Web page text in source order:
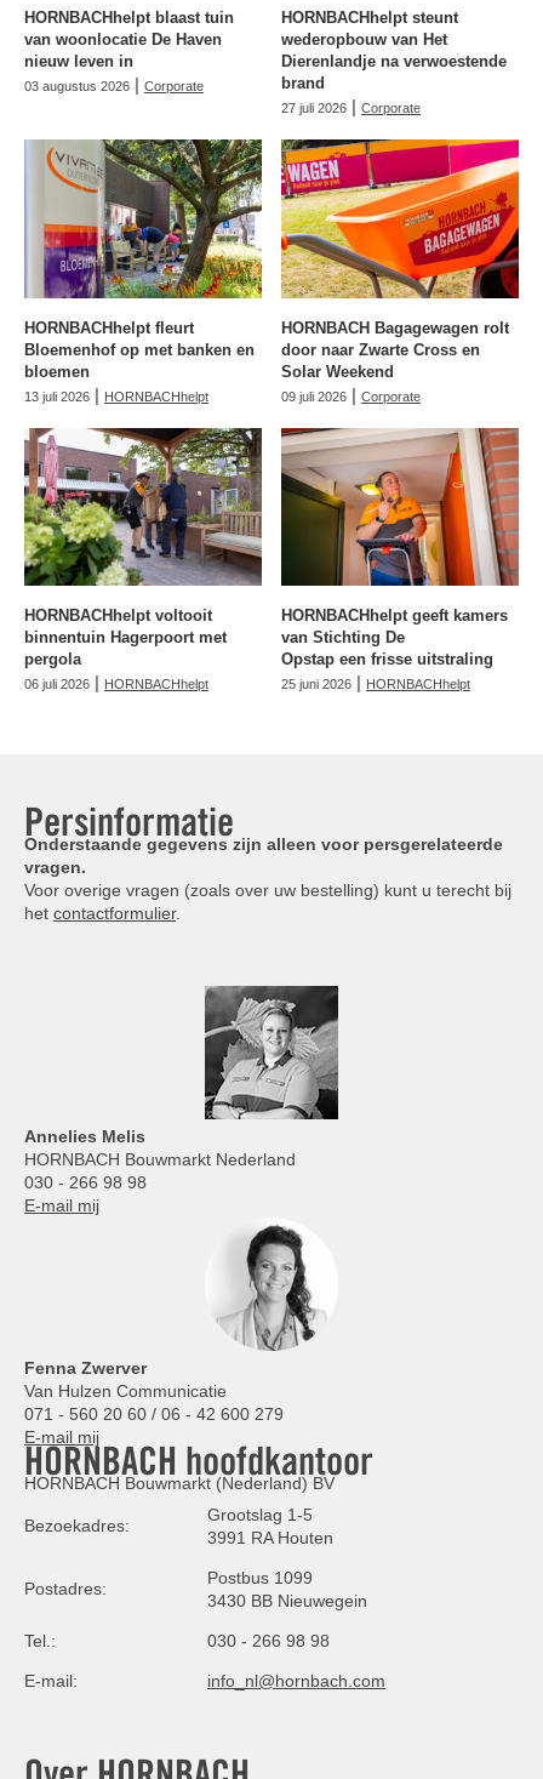
HORNBACHhelpt blaast tuin
van woonlocatie De Haven
nieuw leven in
03 augustus 2026 | Corporate
HORNBACHhelpt steunt
wederopbouw van Het
Dierenlandje na verwoestende
brand
27 juli 2026 | Corporate
HORNBACHhelpt fleurt
Bloemenhof op met banken en
bloemen
13 juli 2026 | HORNBACHhelpt
HORNBACH Bagagewagen rolt
door naar Zwarte Cross en
Solar Weekend
09 juli 2026 | Corporate
HORNBACHhelpt voltooit
binnentuin Hagerpoort met
pergola
06 juli 2026 | HORNBACHhelpt
HORNBACHhelpt geeft kamers
van Stichting De
Opstap een frisse uitstraling
25 juni 2026 | HORNBACHhelpt
Persinformatie
Onderstaande gegevens zijn alleen voor persgerelateerde
vragen.
Voor overige vragen (zoals over uw bestelling) kunt u terecht bij
het contactformulier.
Annelies Melis
HORNBACH Bouwmarkt Nederland
030 - 266 98 98
E-mail mij
Fenna Zwerver
Van Hulzen Communicatie
071 - 560 20 60 / 06 - 42 600 279
E-mail mij
HORNBACH hoofdkantoor
HORNBACH Bouwmarkt (Nederland) BV
Bezoekadres:
Grootslag 1-5
3991 RA Houten
Postadres:
Postbus 1099
3430 BB Nieuwegein
Tel.: 030 - 266 98 98
E-mail: info_nl@hornbach.com